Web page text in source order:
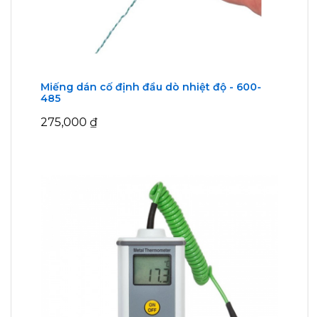
Miếng dán cố định đầu dò nhiệt độ - 600-
485
275,000 ₫